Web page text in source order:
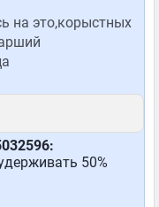
на это,корыстных
50%